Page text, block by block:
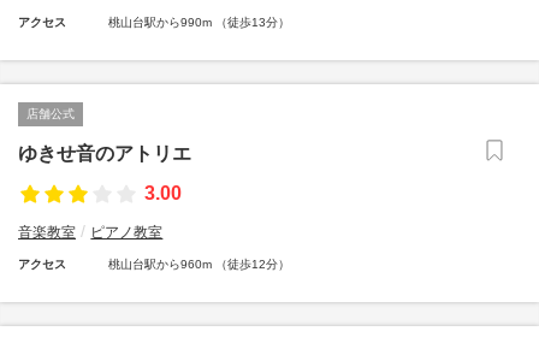
アクセス 桃山台駅から990m （徒歩13分）
店舗公式
ゆきせ音のアトリエ
3.00
音楽教室 ピアノ教室
アクセス 桃山台駅から960m （徒歩12分）